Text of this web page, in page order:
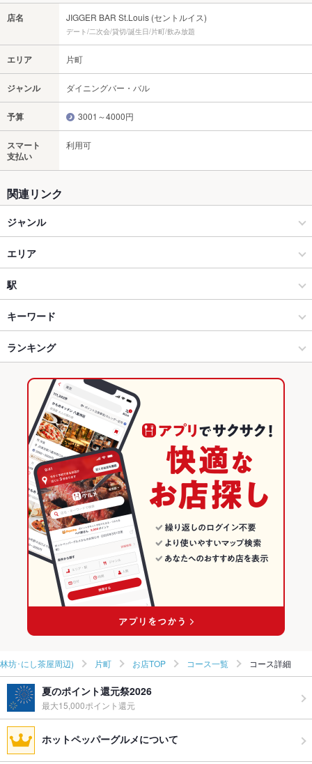
店名 JIGGER BAR St.Louis (セントルイス)
デート/二次会/貸切/誕生日/片町/飲み放題
エリア 片町
ジャンル ダイニングバー・バル
予算 3001～4000円
スマート
支払い
利用可
関連リンク
ジャンル
ダイニングバー・バル
洋・和洋・各国料理・その他
金沢(片町･香林坊･にし茶屋周辺) × ダイニングバー・バル
金沢(片町･香林坊･にし茶屋周辺) × 洋・和洋・各国料理・その他
金沢駅 × ダイニングバー・バル
金沢駅 × 洋・和洋・各国料理・その他
バー・カクテル
バー・カクテル
金沢(片町･香林坊･にし茶屋周辺) × バー・カクテル
金沢(片町･香林坊･にし茶屋周辺) × バー・カクテル
金沢駅 × バー・カクテル
金沢駅 × バー・カクテル
エリア
片町
片町 × ダイニングバー・バル
片町 × 洋・和洋・各国料理・その他
片町 × バー・カクテル
片町 × バー・カクテル
石川 × ダイニングバー・バル
石川 × 洋・和洋・各国料理・その他
石川 × バー・カクテル
石川 × バー・カクテル
駅
金沢駅
キーワード
フライドポテト
ランキング
石川のグルメランキング
石川のダイニングバー・バルランキング
金沢(片町･香林坊･にし茶屋周辺)のグルメランキング
金沢(片町･香林坊･にし茶屋周辺)のダイニングバー・バルランキン
片町のグルメランキング
片町のダイニングバー・バルランキング
坊･にし茶屋周辺) 片町 お店TOP コース一覧 コース詳細
夏のポイント還元祭2026
最大15,000ポイント還元
ホットペッパーグルメについて